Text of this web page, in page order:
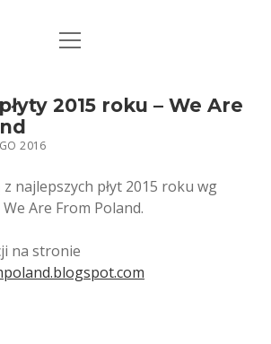
STRONA GŁÓWNA
open
2015 roku – We Are
2016
najlepszych płyt 2015 roku wg
Are From Poland.
na stronie